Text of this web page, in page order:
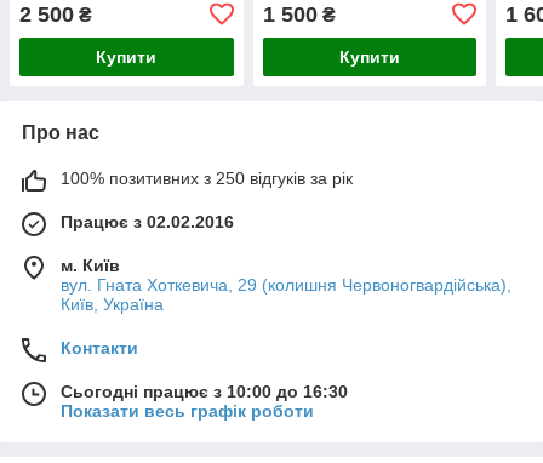
2 500 ₴
Купити
1 500₴
Купити
1
Про нас
100% позитивних з 250 відгуків за рік
Працює з 02.02.2016
м. Київ
вул. Гната Хоткевича, 29 (колишня Червоногвардійська),
Київ, Україна
Контакти
Сьогодні працює з 10:00 до 16:30
Показати весь графік роботи